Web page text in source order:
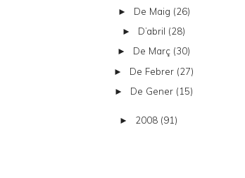
► De Maig (26)
► D’abril (28)
► De Març (30)
► De Febrer (27)
► De Gener (15)
► 2008 (91)